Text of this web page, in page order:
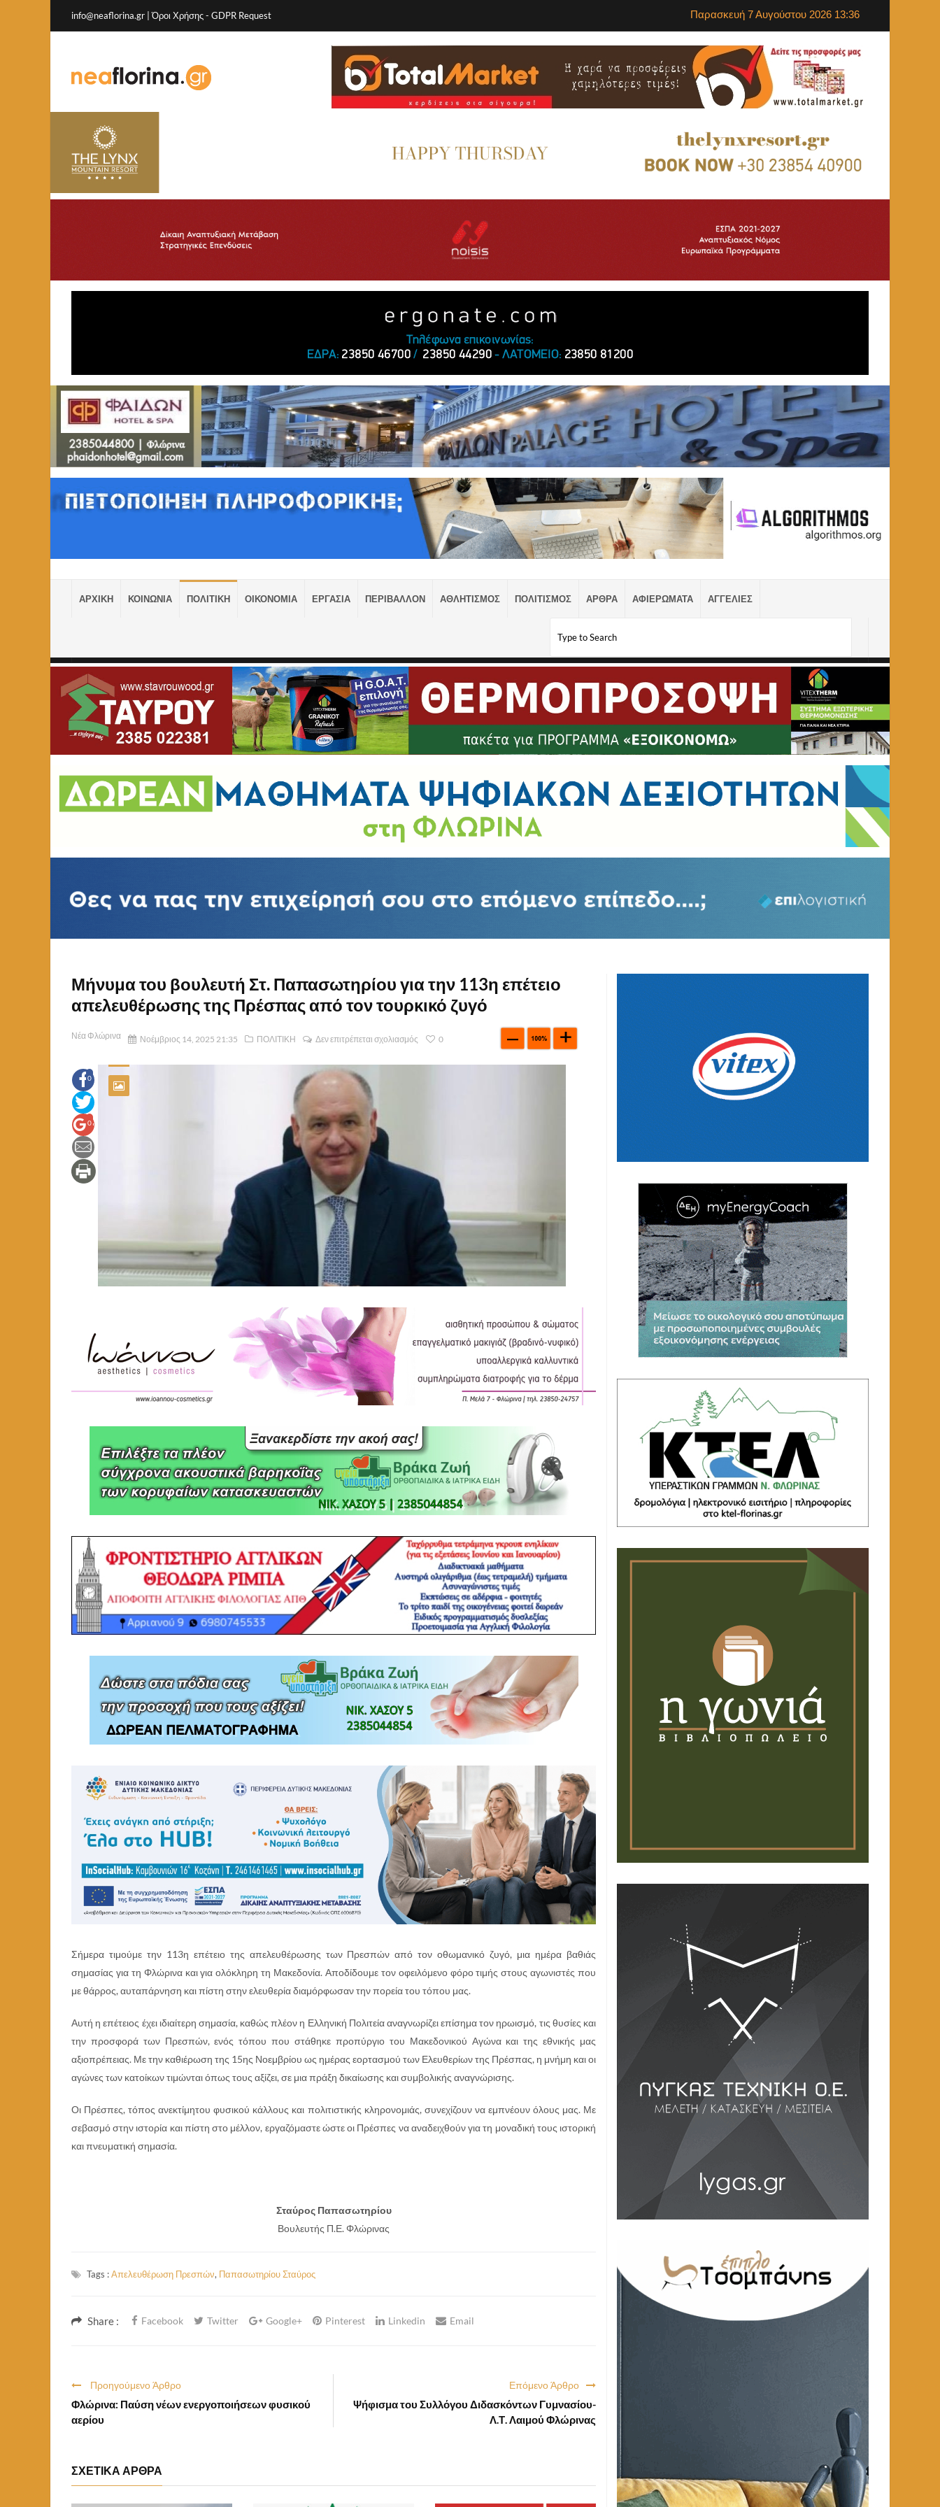
info@neaflorina.gr |Όροι Χρήσης- GDPR Request Παρασκευή 7 Αυγούστου 2026 13:36
ΑΡΧΙΚΗ ΚΟΙΝΩΝΙΑ ΠΟΛΙΤΙΚΗ ΟΙΚΟΝΟΜΙΑ ΕΡΓΑΣΙΑ ΠΕΡΙΒΑΛΛΟΝ ΑΘΛΗΤΙΣΜΟΣ ΠΟΛΙΤΙΣΜΟΣ ΑΡΘΡΑ ΑΦΙΕΡΩΜΑΤΑ ΑΓΓΕΛΙΕΣ
Μήνυμα του βουλευτή Στ. Παπασωτηρίου για την 113η επέτειο
απελευθέρωσης της Πρέσπας από τον τουρκικό ζυγό
Νέα Φλώρινα Νοέμβριος 14, 2025 21:35 ΠΟΛΙΤΙΚΗ Δεν επιτρέπεται σχολιασμός 0
0
0
Σήμερα τιμούμε την 113η επέτειο της απελευθέρωσης των Πρεσπών από τον οθωμανικό ζυγό, μια ημέρα βαθιάς
σημασίας για τη Φλώρινα και για ολόκληρη τη Μακεδονία. Αποδίδουμε τον οφειλόμενο φόρο τιμής στους αγωνιστές που
με θάρρος, αυταπάρνηση και πίστη στην ελευθερία διαμόρφωσαν την πορεία του τόπου μας.
Αυτή η επέτειος έχει ιδιαίτερη σημασία, καθώς πλέον η Ελληνική Πολιτεία αναγνωρίζει επίσημα τον ηρωισμό, τις θυσίες και
την προσφορά των Πρεσπών, ενός τόπου που στάθηκε προπύργιο του Μακεδονικού Αγώνα και της εθνικής μας
αξιοπρέπειας. Με την καθιέρωση της 15ης Νοεμβρίου ως ημέρας εορτασμού των Ελευθερίων της Πρέσπας, η μνήμη και οι
αγώνες των κατοίκων τιμώνται όπως τους αξίζει, σε μια πράξη δικαίωσης και συμβολικής αναγνώρισης.
Οι Πρέσπες, τόπος ανεκτίμητου φυσικού κάλλους και πολιτιστικής κληρονομιάς, συνεχίζουν να εμπνέουν όλους μας. Με
σεβασμό στην ιστορία και πίστη στο μέλλον, εργαζόμαστε ώστε οι Πρέσπες να αναδειχθούν για τη μοναδική τους ιστορική
και πνευματική σημασία.
Σταύρος Παπασωτηρίου
Βουλευτής Π.Ε. Φλώρινας
Tags :Απελευθέρωση Πρεσπών, Παπασωτηρίου Σταύρος
Share : Facebook Twitter Google+ Pinterest Linkedin Email
Επόμενο Άρθρο
Ψήφισμα του Συλλόγου Διδασκόντων Γυμνασίου-
Λ.Τ. Λαιμού Φλώρινας
Προηγούμενο Άρθρο
Φλώρινα: Παύση νέων ενεργοποιήσεων φυσικού
αερίου
ΣΧΕΤΙΚΑ ΑΡΘΡΑ